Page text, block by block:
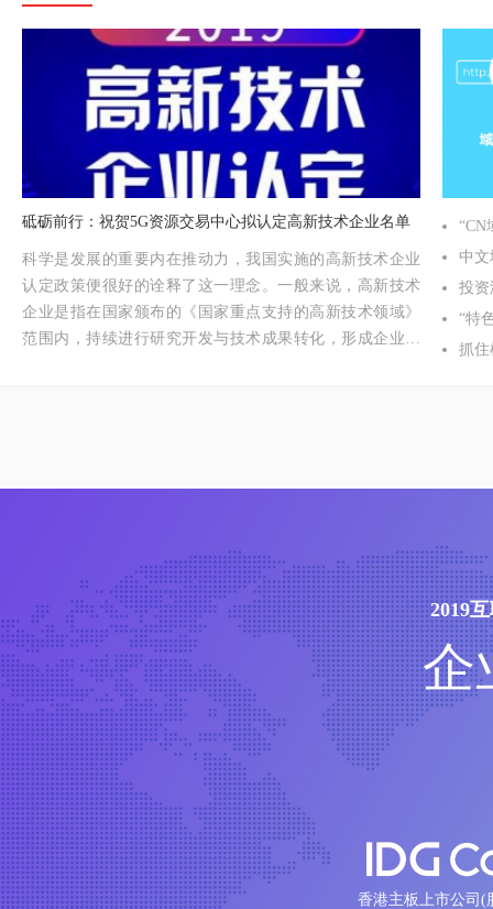
砥砺前行：祝贺5G资源交易中心拟认定高新技术企业名单
科学是发展的重要内在推动力，我国实施的高新技术企业
认定政策便很好的诠释了这一理念。一般来说，高新技术
企业是指在国家颁布的《国家重点支持的高新技术领域》
范围内，持续进行研究开发与技术成果转化，形成企业核
中
投资
“特
抓住
2019
企
香港主板上市公司(